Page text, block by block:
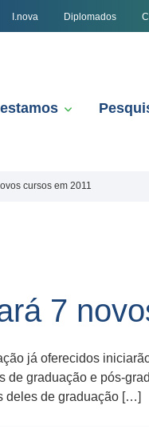
I.nova Diplomados
cursos em 2011
7
já oferecidos
de graduação e pós-
deles de graduação […]